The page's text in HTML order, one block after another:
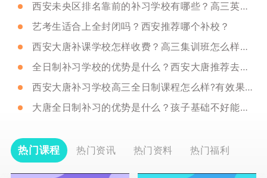
西安未央区排名靠前的补习学校有哪些？高三英语如何提升？
艺考生适合上全封闭吗？西安推荐哪个补校？
西安大唐补课学校怎样收费？高三集训班怎么样呢？
全日制补习学校的优势是什么？西安大唐推荐去吗？
西安大唐补习学校高三全日制课程怎么样?有效果吗？
大唐全日制补习的优势是什么？孩子基础不好能去吗？
热门课程 热门资讯 热门资料 热门福利